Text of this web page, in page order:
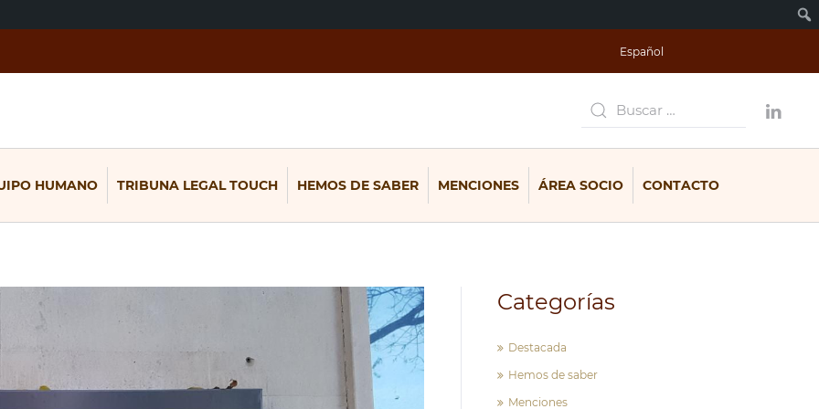
Español
HUMANO TRIBUNA LEGAL TOUCH HEMOS DE SABER MENCIONES ÁREA SOCIO CONTACTO
Categorías
Destacada
Hemos de saber
Menciones